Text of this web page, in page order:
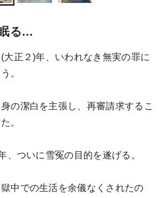
る…
大正２)年、いわれなき無実の罪に
。
の潔白を主張し、再審請求するこ
。
、ついに雪冤の目的を遂げる。
中での生活を余儀なくされたの